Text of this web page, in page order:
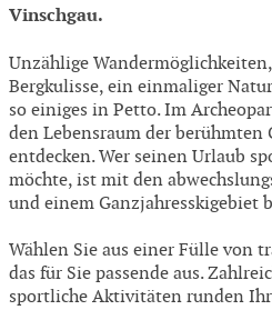
Vinschgau.
Unzählige
Bergkulisse, ein einmaliger
so einiges in Petto. Im
den Lebensraum der berühmten
entdecken. Wer seinen Urlaub
möchte, ist mit den
und einem Ganzjahresskigebiet
Wählen Sie aus einer Fülle von
das für Sie passende aus.
sportliche Aktivitäten runden